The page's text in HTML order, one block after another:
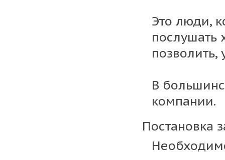
Это люди,
послушать
В
компании.
Постановка